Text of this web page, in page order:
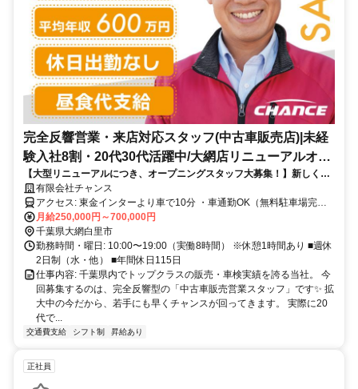
完全反響営業・来店対応スタッフ(中古車販売店)|未経
験入社8割・20代30代活躍中/大網店リニューアルオー
プン
【大型リニューアルにつき、オープニングスタッフ大募集！】新しく生
まれ変わるチャンス大網店で、一緒にスタートしませんか？未経験入社
8割。お客様の「ありがとう」と収入アップを実現できる仕事です！
有限会社チャンス
アクセス: 東金インターより車で10分 ・車通勤OK（無料駐車場完
備） ・交通費規定内支給
月給250,000円～700,000円
千葉県大網白里市
勤務時間・曜日: 10:00〜19:00（実働8時間） ※休憩1時間あり ■週休
2日制（水・他） ■年間休日115日
仕事内容: 千葉県内でトップクラスの販売・車検実績を誇る当社。 今
回募集するのは、完全反響型の「中古車販売営業スタッフ」です✨ 拡
大中の今だから、若手にも早くチャンスが回ってきます。 実際に20
代で...
交通費支給 シフト制 昇給あり
正社員